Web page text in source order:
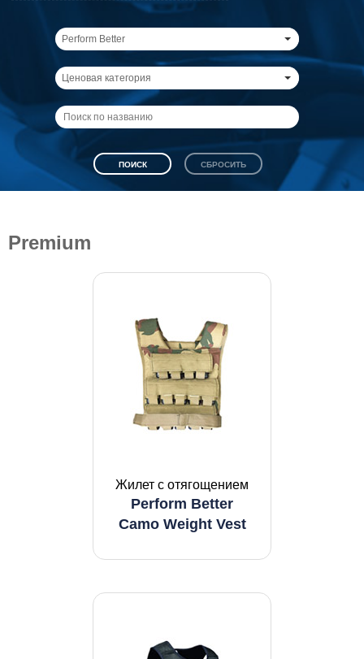
Perform Better
Ценовая категория
Premium
Жилет с отягощением
Perform Better
Camo Weight Vest